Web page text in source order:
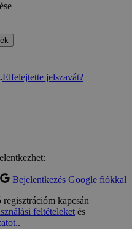
Elfelejtette jelszavát?
Bejelentkezés Google fiókkal
kapcsán
feltételeketés
.